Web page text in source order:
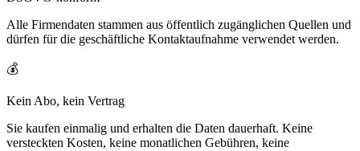
Alle Firmendaten stammen aus öffentlich zugänglichen Quellen und
dürfen für die geschäftliche Kontaktaufnahme verwendet werden.
💰
Kein Abo, kein Vertrag
Sie kaufen einmalig und erhalten die Daten dauerhaft. Keine
versteckten Kosten, keine monatlichen Gebühren, keine